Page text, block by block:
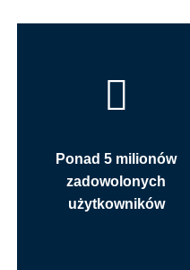
Ponad 5 milionów
zadowolonych
użytkowników